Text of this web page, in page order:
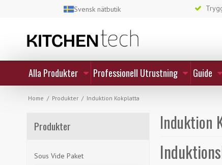
Svensk nätbutik
Alla Produkter Professionell Utrustning Guide
Home / Produkter / Induktion Kokplatta
Produkter
Sous Vide Paket
Induktion